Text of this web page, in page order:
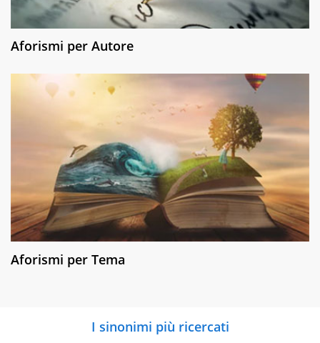
Aforismi per Autore
Aforismi per Tema
I sinonimi più ricercati